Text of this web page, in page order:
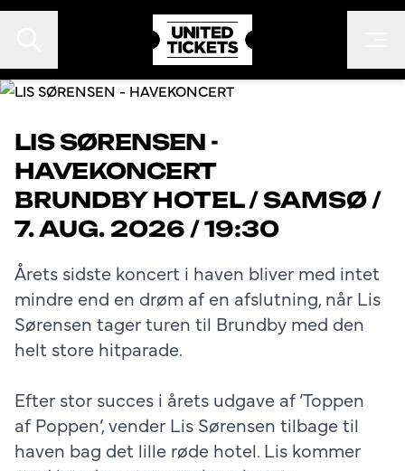
EVENTS
FESTIVALER
FAN TO FAN
ARRANGØR
LIS SØRENSEN -
HAVEKONCERT
BRUNDBY HOTEL / SAMSØ /
7. AUG. 2026 / 19:30
Årets sidste koncert i haven bliver med intet
mindre end en drøm af en afslutning, når Lis
Sørensen tager turen til Brundby med den
helt store hitparade.
Efter stor succes i årets udgave af ‘Toppen
af Poppen’, vender Lis Sørensen tilbage til
haven bag det lille røde hotel. Lis kommer